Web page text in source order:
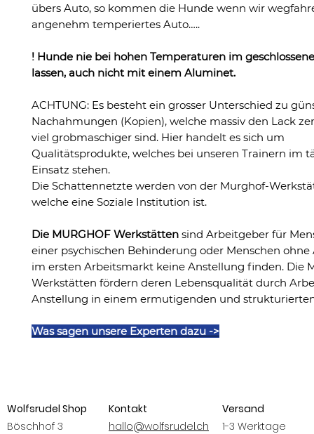
übers Auto, so kommen die Hunde wenn wir
angenehm temperiertes Auto…..
! Hunde nie bei hohen Temperaturen im
lassen, auch nicht mit einem Aluminet.
ACHTUNG: Es besteht ein grosser Unterschied zu
Nachahmungen (Kopien), welche massiv den Lack
viel grobmaschiger sind. Hier handelt es sich um
Qualitätsprodukte, welches bei unseren Trainern im
Einsatz stehen.
Die Schattennetzte werden von der Murghof-
welche eine Soziale Institution ist.
Die MURGHOF Werkstätten sind Arbeitgeber für
einer psychischen Behinderung oder Menschen ohne
im ersten Arbeitsmarkt keine Anstellung finden. Die
Werkstätten fördern deren Lebensqualität durch
Anstellung in einem ermutigenden und
Was sagen unsere Experten dazu ->
Wolfsrudel Shop
Böschhof 3
Kontakt
hallo@wolfsrudel.ch
Versand
1-3 Werktage